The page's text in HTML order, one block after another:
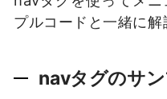
プルコードと一緒に解
navタグのサ